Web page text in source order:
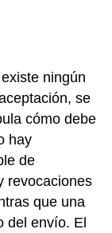
ningún
se
cómo debe
hay
de
revocaciones
que una
del envío. El